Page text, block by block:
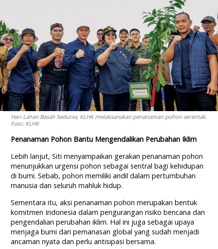
Hari Lahan Basah Sedunia, KLHK melaksanakan penanaman pohon serentak.
Foto: KLHK
Penanaman Pohon Bantu Mengendalikan Perubahan Iklim
Lebih lanjut, Siti menyampaikan gerakan penanaman pohon
menunjukkan urgensi pohon sebagai sentral bagi kehidupan
di bumi. Sebab, pohon memiliki andil dalam pertumbuhan
manusia dan seluruh mahluk hidup.
Sementara itu, aksi penanaman pohon merupakan bentuk
komitmen Indonesia dalam pengurangan risiko bencana dan
pengendalian perubahan iklim. Hal ini juga sebagai upaya
menjaga bumi dari pemanasan global yang sudah menjadi
ancaman nyata dan perlu antisipasi bersama.